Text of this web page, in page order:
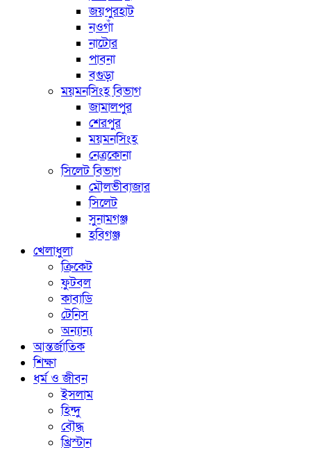
জয়পুরহাট
নওগাঁ
নাটোর
পাবনা
বগুড়া
ময়মনসিংহ বিভাগ
জামালপুর
শেরপুর
ময়মনসিংহ
নেত্রকোনা
সিলেট বিভাগ
মৌলভীবাজার
সিলেট
সুনামগঞ্জ
হবিগঞ্জ
খেলাধুলা
ক্রিকেট
ফুটবল
কাবাডি
টেনিস
অন্যান্য
আন্তর্জাতিক
শিক্ষা
ধর্ম ও জীবন
ইসলাম
হিন্দু
বৌদ্ধ
খ্রিস্টান